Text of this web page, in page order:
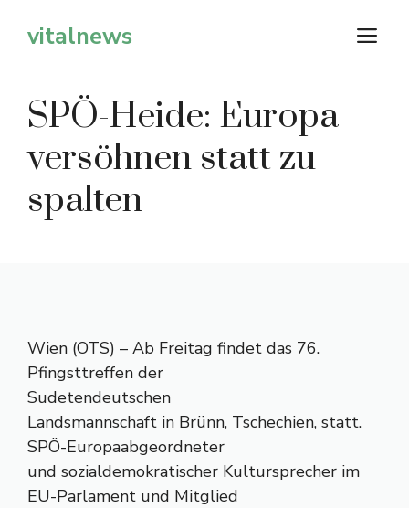
Inhaltvitalnews
SPÖ-Heide: Europa
versöhnen statt zu
spalten
Wien (OTS) – Ab Freitag findet das 76.
Pfingsttreffen der
Sudetendeutschen
Landsmannschaft in Brünn, Tschechien, statt.
SPÖ-Europaabgeordneter
und sozialdemokratischer Kultursprecher im
EU-Parlament und Mitglied